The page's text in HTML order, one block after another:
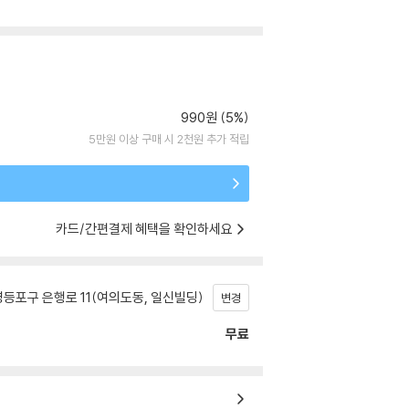
990원 (5%)
5만원 이상 구매 시 2천원 추가 적립
카드/간편결제 혜택을 확인하세요
포구 은행로 11(여의도동, 일신빌딩) 변경
무료